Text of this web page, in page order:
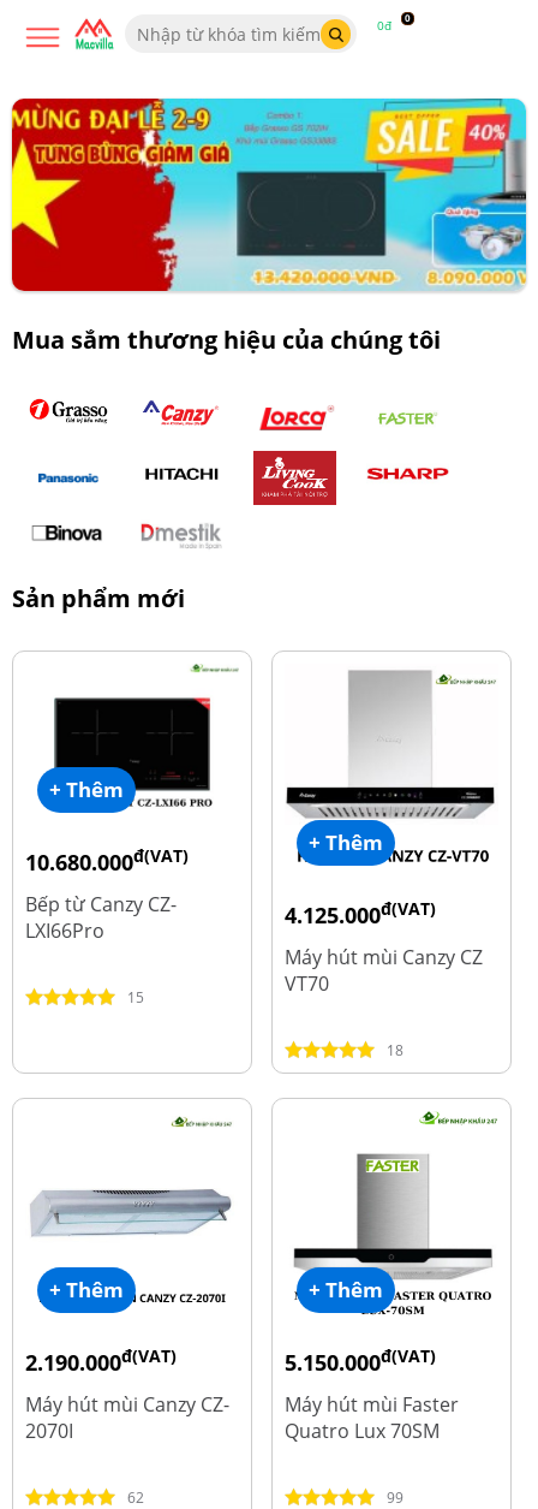
0
0đ
Mua sắm thương hiệu của chúng tôi
Sản phẩm mới
+ Thêm
10.680.000đ(VAT)
Bếp từ Canzy CZ-
LXI66Pro
15
+ Thêm
4.125.000đ(VAT)
8.500.000
Máy hút mùi Canzy CZ
VT70
18
+ Thêm
2.190.000đ(VAT)
4.450.000
Máy hút mùi Canzy CZ-
2070I
62
+ Thêm
5.150.000đ(VAT)
9.700.000
Máy hút mùi Faster
Quatro Lux 70SM
99